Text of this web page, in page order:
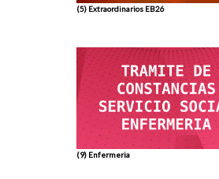
(5) Extraordinarios EB26
(9) Enfermeria